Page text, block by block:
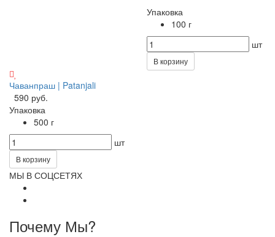
Упаковка
100 г
шт
В корзину
Чаванпраш | Patanjali
590 руб.
Упаковка
500 г
шт
В корзину
МЫ В СОЦСЕТЯХ
Почему Мы?